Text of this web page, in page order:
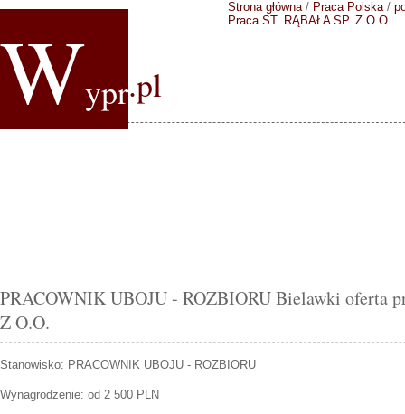
Wypr.pl
Strona główna/ Praca Polska/
Praca ST. RĄBAŁA SP. Z O.O.
PRACOWNIK UBOJU - ROZBIORU Bielawki oferta
Z O.O.
Stanowisko: PRACOWNIK UBOJU - ROZBIORU
Wynagrodzenie: od 2 500 PLN